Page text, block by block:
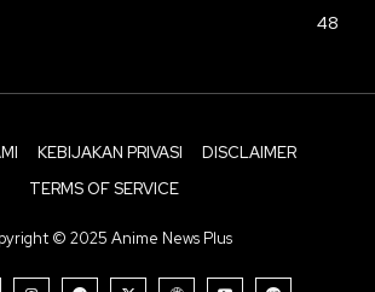
48
KEBIJAKAN PRIVASI
DISCLAIMER
TERMS OF SERVICE
© 2025 Anime News Plus